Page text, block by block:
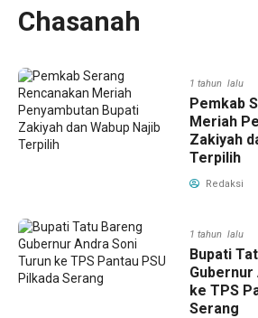
Chasanah
1 tahun lalu
Pemkab
Meriah
Zakiyah
Terpilih
Redaksi
1 tahun lalu
Bupati
Gubernur
ke TPS
Serang